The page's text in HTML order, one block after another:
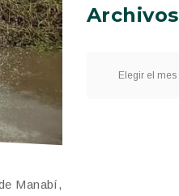
Manabí,
Archivos